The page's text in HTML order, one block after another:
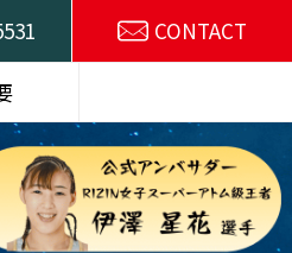
施工例
SDGsの取り組み
東総不動産売却の
窓口
CONTACT